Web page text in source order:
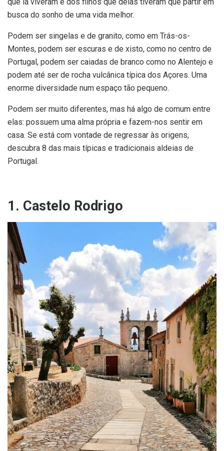
busca do sonho de uma vida melhor.
Podem ser singelas e de granito, como em Trás-os-
Montes, podem ser escuras e de xisto, como no centro de
Portugal, podem ser caiadas de branco como no Alentejo e
podem até ser de rocha vulcânica típica dos Açores. Uma
enorme diversidade num espaço tão pequeno.
Podem ser muito diferentes, mas há algo de comum entre
elas: possuem uma alma própria e fazem-nos sentir em
casa. Se está com vontade de regressar às origens,
descubra 8 das mais típicas e tradicionais aldeias de
Portugal.
1. Castelo Rodrigo